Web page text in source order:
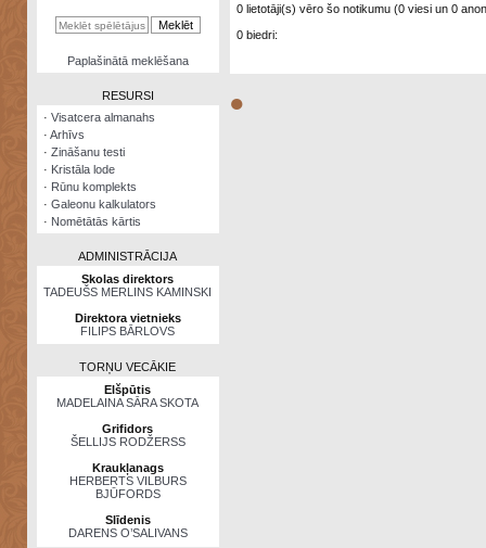
kalkulators
NomētātāsPaplašinātā meklēšana
RESURSI
· Visatcera almanahs
· Arhīvs
· Zināšanu testi
· Kristāla lode
· Rūnu komplekts
· Galeonu kalkulators
· Nomētātās kārtis
ADMINISTRĀCIJA
Skolas direktors
TADEUŠS MERLINS KAMINSKI
Direktora vietnieks
FILIPS BĀRLOVS
TORŅU VECĀKIE
Elšpūtis
MADELAINA SĀRA SKOTA
Grifidors
ŠELLIJS RODŽERSS
Kraukļanags
HERBERTS VILBURS
BJŪFORDS
Slīdenis
DARENS O’SALIVANS
0 lietotāji(s) vēro šo notikumu (0 viesi un 0
0 biedri:
●